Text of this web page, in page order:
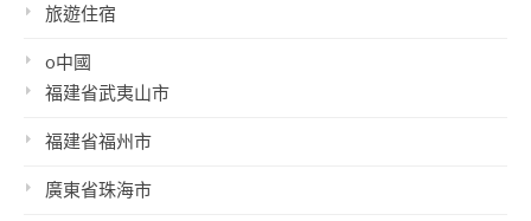
旅遊住宿
o中國
福建省武夷山市
福建省福州市
廣東省珠海市